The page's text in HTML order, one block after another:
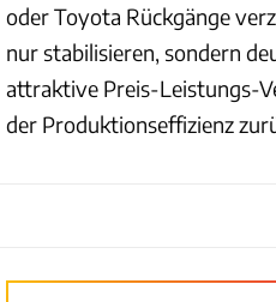
oder Toyota Rückgänge
nur stabilisieren, sondern
attraktive Preis-Leistungs-
der Produktionseffizienz